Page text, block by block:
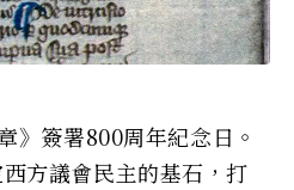
》簽署800周年紀念日。
方議會民主的基石，打